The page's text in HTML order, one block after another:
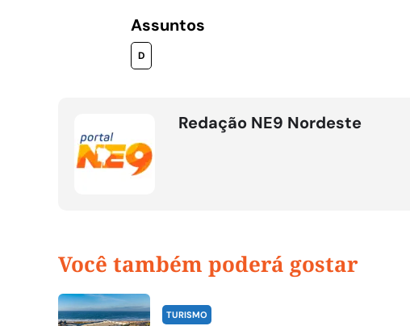
Assuntos
D
Redação NE9 Nordeste
Você também poderá gostar
TURISMO